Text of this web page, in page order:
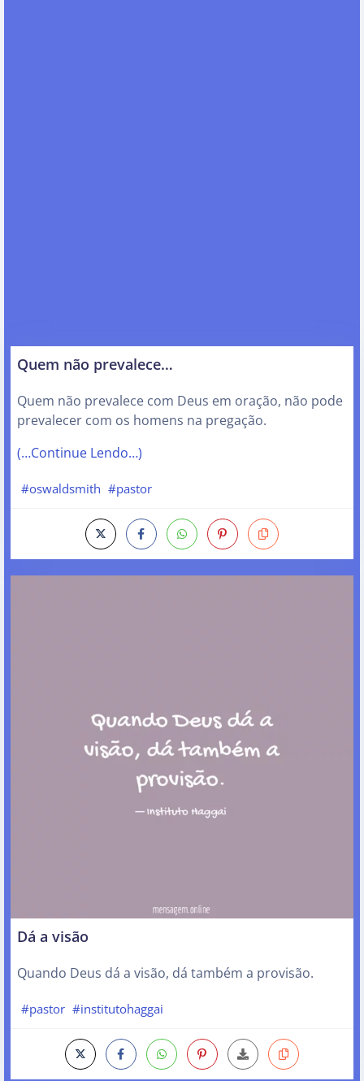
Quem não prevalece…
Quem não prevalece com Deus em oração, não pode
prevalecer com os homens na pregação.
(…Continue Lendo…)
#oswaldsmith #pastor
Dá a visão
Quando Deus dá a visão, dá também a provisão.
#pastor #institutohaggai